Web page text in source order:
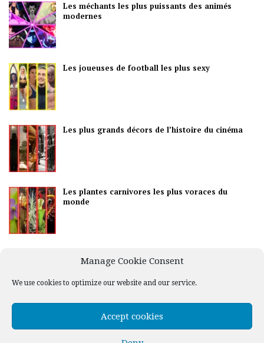
Manage Cookie Consent
We use cookies to optimize our website and our service.
Accept cookies
Les méchants les plus puissants des animés
modernes
Les joueuses de football les plus sexy
Les plus grands décors de l’histoire du cinéma
Les plantes carnivores les plus voraces du
monde